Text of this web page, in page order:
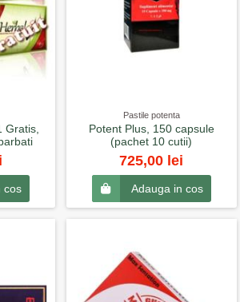
Gratis,
cos
Pastile potenta
Potent Plus, 150 capsule
(pachet 10 cutii)
725,00 lei
Adauga in cos